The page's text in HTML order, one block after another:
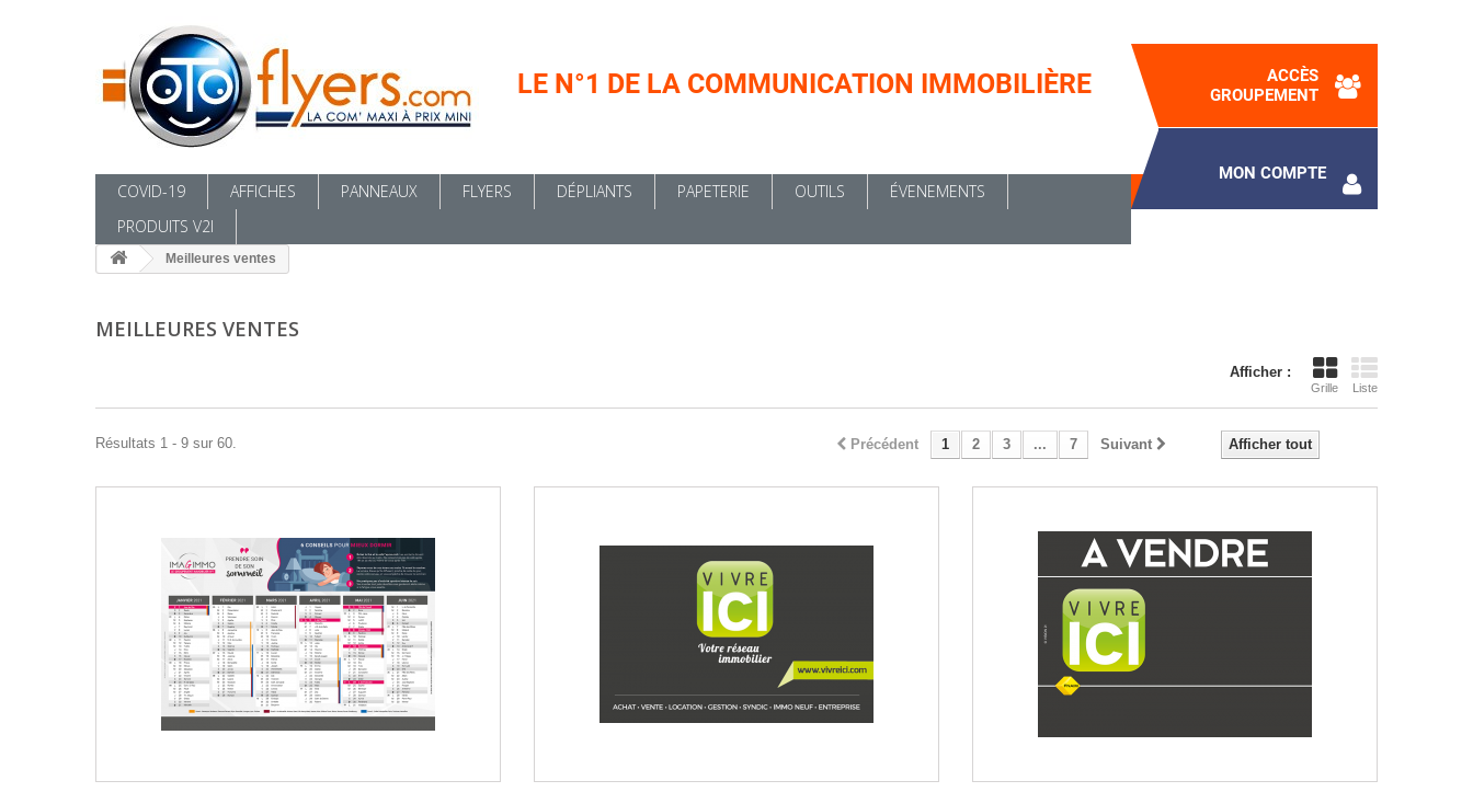
LE N°1 DE LA COMMUNICATION IMMOBILIÈRE
COVID-19 AFFICHES PANNEAUX FLYERS DÉPLIANTS PAPETERIE OUTILS
ÉVENEMENTS
PRODUITS V2I
ACCÈS
GROUPEMENT
MON COMPTE
Meilleures ventes
MEILLEURES VENTES
Afficher :
Grille Liste
Afficher tout
Précédent 1 2 3 ... 7 Suivant
Résultats 1 - 9 sur 60.